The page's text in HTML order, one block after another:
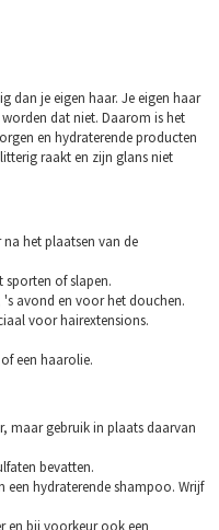
dan je eigen haar. Je eigen haar
dat niet. Daarom is het
en hydraterende producten
raakt en zijn glans niet
het plaatsen van de
sporten of slapen.
avond en voor het douchen.
voor hairextensions.
een haarolie.
maar gebruik in plaats daarvan
bevatten.
een hydraterende shampoo. Wrijf